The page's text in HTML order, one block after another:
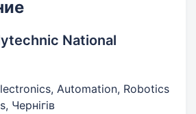
National
Automation, Robotics
Чернігів